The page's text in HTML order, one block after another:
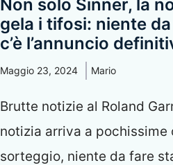
Non solo Sinner, la
gela i tifosi: niente
c’è l’annuncio
Maggio 23, 2024 Mario
Brutte notizie al Roland
notizia arriva a pochissime
sorteggio, niente da fare